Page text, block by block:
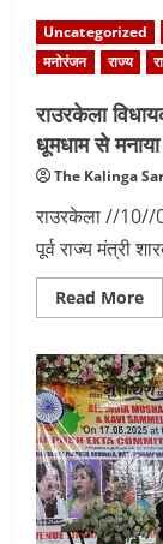
Uncategorized
मनोरंजन
राज्य
राउरकेला
धूमधाम से
The Kalinga
राउरकेला //10//
पूर्व राज्य मंत्री
Read More
का
66
से